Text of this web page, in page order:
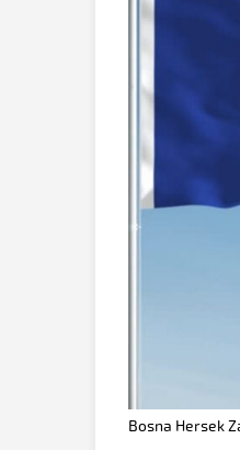
Bosna Hersek